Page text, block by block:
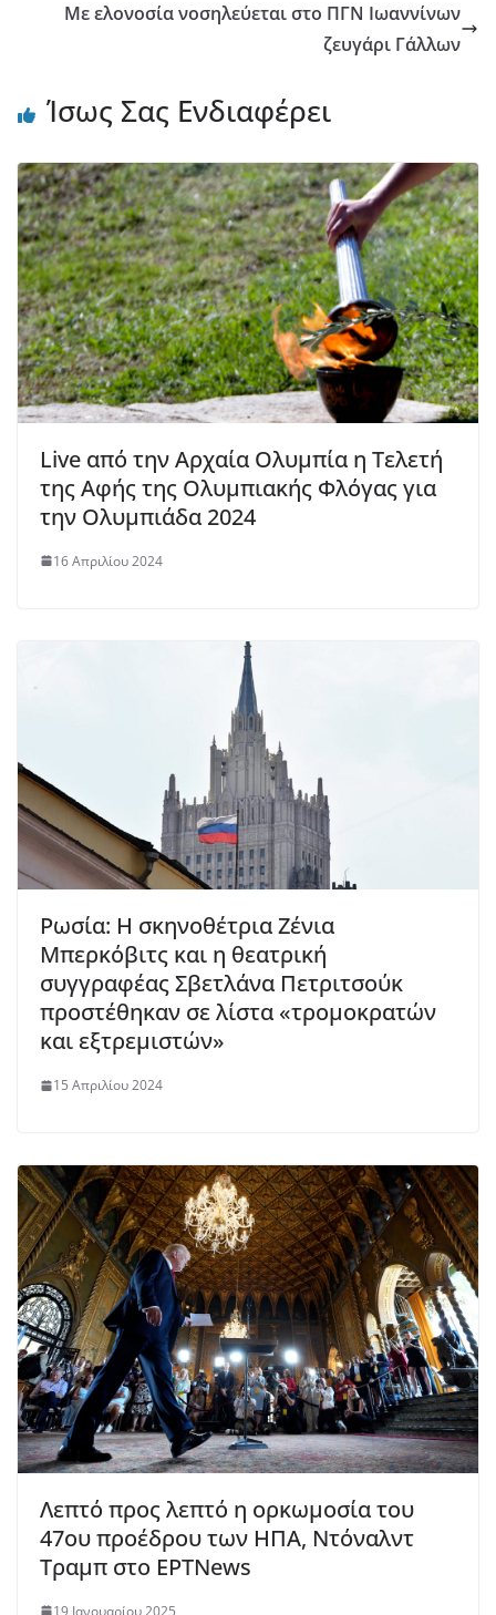
Με ελονοσία νοσηλεύεται στο ΠΓΝ Ιωαννίνων
ζευγάρι Γάλλων
Ίσως Σας Ενδιαφέρει
Live από την Αρχαία Ολυμπία η Τελετή
της Αφής της Ολυμπιακής Φλόγας για
την Ολυμπιάδα 2024
16 Απριλίου 2024
Ρωσία: Η σκηνοθέτρια Ζένια
Μπερκόβιτς και η θεατρική
συγγραφέας Σβετλάνα Πετριτσούκ
προστέθηκαν σε λίστα «τρομοκρατών
και εξτρεμιστών»
15 Απριλίου 2024
Λεπτό προς λεπτό η ορκωμοσία του
47ου προέδρου των ΗΠΑ, Ντόναλντ
Τραμπ στο ΕΡΤNews
19 Ιανουαρίου 2025